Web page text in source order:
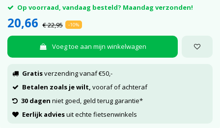
Op voorraad, vandaag besteld? Maandag verzonden!
20,66 € 22,95 -10%
Voeg toe aan mijn winkelwagen
Gratisverzending vanaf €50,-
Betalen zoals je wilt, vooraf of achteraf
30 dagen niet goed, geld terug garantie*
Eerlijk adviesuit echte fietsenwinkels